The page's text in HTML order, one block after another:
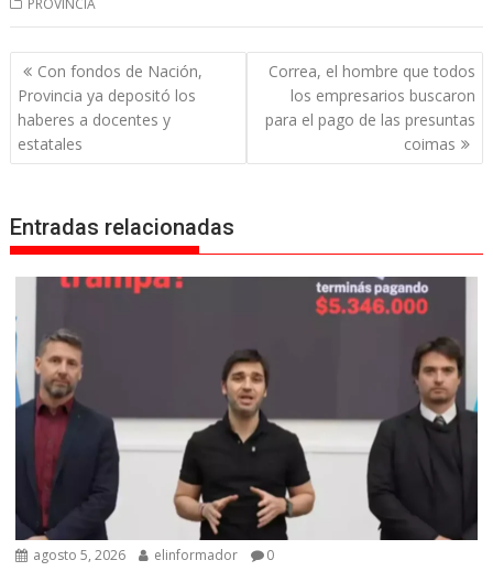
Navegación
de
entradas
Con fondos de Nación,
Provincia ya depositó los
haberes a docentes y
estatales
Correa, el hombre que todos
los empresarios buscaron
para el pago de las presuntas
coimas
Entradas relacionadas
agosto 5, 2026 elinformador 0